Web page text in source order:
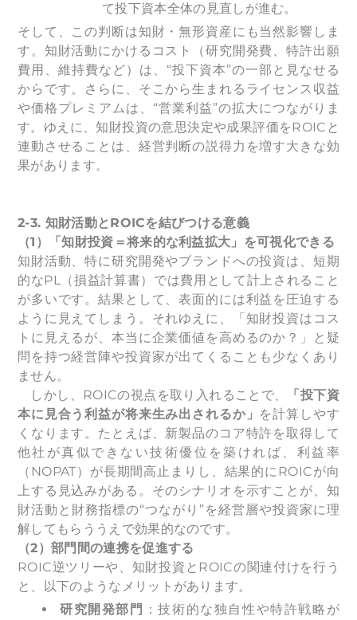
て投下資本全体の見直しが進む。
そして、この判断は知財・無形資産にも当然影響しま
す。知財活動にかけるコスト（研究開発費、特許出願
費用、維持費など）は、“投下資本”の一部と見なせる
からです。さらに、そこから生まれるライセンス収益
や価格プレミアムは、“営業利益”の拡大につながりま
す。ゆえに、知財投資の意思決定や成果評価をROICと
連動させることは、経営判断の説得力を増す大きな効
果があります。
2-3. 知財活動とROICを結びつける意義
（1）「知財投資＝将来的な利益拡大」を可視化できる
知財活動、特に研究開発やブランドへの投資は、短期
的なPL（損益計算書）では費用として計上されること
が多いです。結果として、表面的には利益を圧迫する
ように見えてしまう。それゆえに、「知財投資はコス
トに見えるが、本当に企業価値を高めるのか？」と疑
問を持つ経営陣や投資家が出てくることも少なくあり
ません。
しかし、ROICの視点を取り入れることで、
「投下資
本に見合う利益が将来生み出されるか」 を計算しやす
くなります。たとえば、新製品のコア特許を取得して
他社が真似できない技術優位を築ければ、利益率
（NOPAT）が長期間高止まりし、結果的にROICが向
上する見込みがある。そのシナリオを示すことが、知
財活動と財務指標の“つながり”を経営層や投資家に理
解してもらううえで効果的なのです。
（2）部門間の連携を促進する
ROIC逆ツリーや、知財投資とROICの関連付けを行う
と、以下のようなメリットがあります。
研究開発部門 ：技術的な独自性や特許戦略が